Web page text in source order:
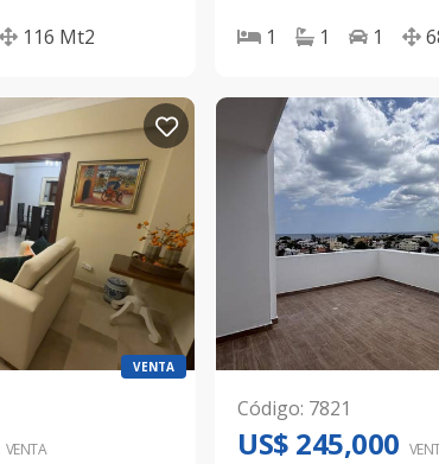
116 Mt2
1
1 1
VENTA
VENTA
Código: 7821
US$ 245,000